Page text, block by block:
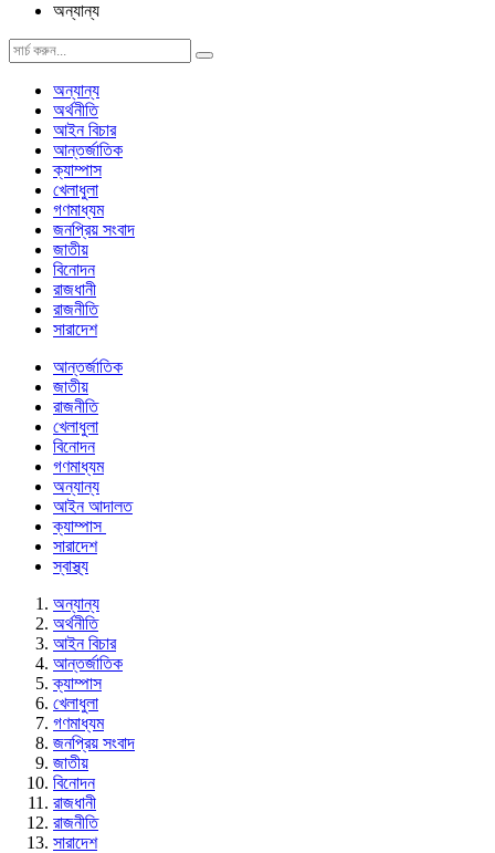
অন্যান্য
অন্যান্য
অর্থনীতি
আইন বিচার
আন্তর্জাতিক
ক্যাম্পাস
খেলাধুলা
গণমাধ্যম
জনপ্রিয় সংবাদ
জাতীয়
বিনোদন
রাজধানী
রাজনীতি
সারাদেশ
আন্তর্জাতিক
জাতীয়
রাজনীতি
খেলাধুলা
বিনোদন
গণমাধ্যম
অন্যান্য
আইন আদালত
ক্যাম্পাস
সারাদেশ
স্বাস্থ্য
অন্যান্য
অর্থনীতি
আইন বিচার
আন্তর্জাতিক
ক্যাম্পাস
খেলাধুলা
গণমাধ্যম
জনপ্রিয় সংবাদ
জাতীয়
বিনোদন
রাজধানী
রাজনীতি
সারাদেশ